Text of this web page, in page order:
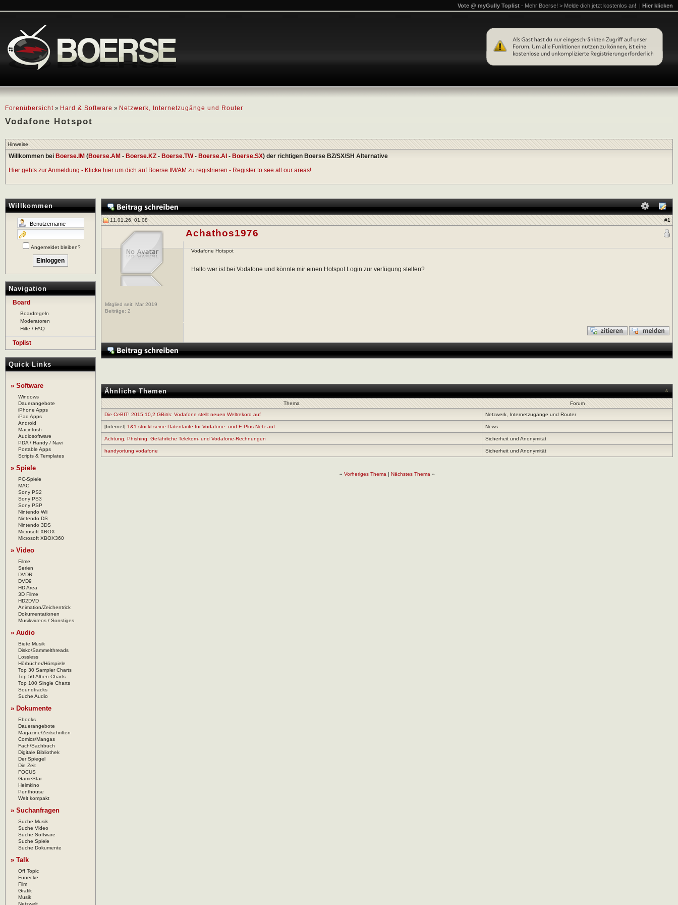
Forenübersicht » Hard & Software » Netzwerk, Internetzugänge und Router
Vodafone Hotspot
Vote @ myGully Toplist - Mehr Boerse! > Melde dich jetzt kostenlos an! | Hier klicken
Hinweise
Willkommen bei Boerse.IM (Boerse.AM - Boerse.KZ - Boerse.TW- Boerse.AI - Boerse.SX) der richtigen Boerse BZ/SX/SH Alternative
Hier gehts zur Anmeldung - Klicke hier um dich auf Boerse.IM/AM zu registrieren - Register to see all our areas!
Willkommen
Angemeldet bleiben?
Navigation
Board
Boardregeln
Moderatoren
Hilfe / FAQ
Toplist
Quick Links
» Software
Windows
Dauerangebote
iPhone Apps
iPad Apps
Android
Macintosh
Audiosoftware
PDA / Handy / Navi
Portable Apps
Scripts & Templates
» Spiele
PC-Spiele
MAC
Sony PS2
Sony PS3
Sony PSP
Nintendo Wii
Nintendo DS
Nintendo 3DS
Microsoft XBOX
Microsoft XBOX360
» Video
Filme
Serien
DVDR
DVD9
HD Area
3D Filme
HD2DVD
Animation/Zeichentrick
Dokumentationen
Musikvideos / Sonstiges
» Audio
Biete Musik
Disko/Sammelthreads
Lossless
Hörbücher/Hörspiele
Top 30 Sampler Charts
Top 50 Alben Charts
Top 100 Single Charts
Soundtracks
Suche Audio
» Dokumente
Ebooks
Dauerangebote
Magazine/Zeitschriften
Comics/Mangas
Fach/Sachbuch
Digitale Bibliothek
Der Spiegel
Die Zeit
FOCUS
GameStar
Heimkino
Penthouse
Welt kompakt
» Suchanfragen
Suche Musik
Suche Video
Suche Software
Suche Spiele
Suche Dokumente
» Talk
Off Topic
Funecke
Film
Grafik
Musik
11.01.26, 01:08 #1
Mitglied seit: Mar 2019
Beiträge: 2
Achathos1976
Vodafone Hotspot
Hallo wer ist bei Vodafone und könnte mir einen Hotspot Login zur verfügung stellen?
Ähnliche Themen
Thema
Forum
Die CeBIT! 2015 10,2 GBit/s: Vodafone stellt neuen Weltrekord auf
Netzwerk, Internetzugänge und Router
[Internet] 1&1 stockt seine Datentarife für Vodafone- und E-Plus-Netz auf News
Achtung, Phishing: Gefährliche Telekom- und Vodafone-Rechnungen Sicherheit und Anonymität
handyortung vodafone Sicherheit und Anonymität
« Vorheriges Thema| Nächstes Thema »